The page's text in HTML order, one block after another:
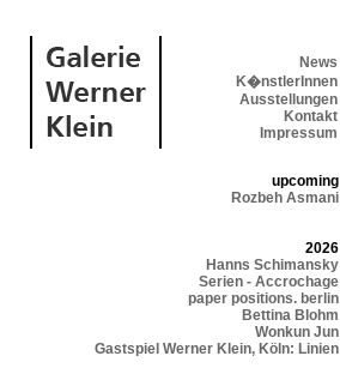
News
K�nstlerInnen
Ausstellungen
Kontakt
Impressum
upcoming
Rozbeh Asmani
2026
Hanns Schimansky
Serien - Accrochage
paper positions. berlin
Bettina Blohm
Wonkun Jun
Gastspiel Werner Klein, Köln: Linien